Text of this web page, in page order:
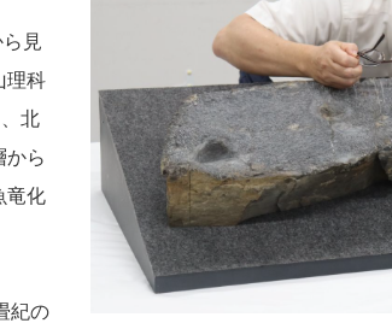
見
理科
北
ら
竜化
紀の